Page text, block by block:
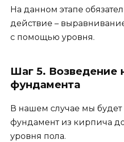
На данном этапе
действие –
с помощью уровня.
Шаг 5. Возведение
фундамента
В нашем случае мы
фундамент из кирпича
уровня пола.